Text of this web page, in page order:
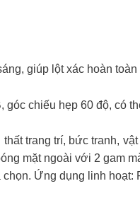
giúp lột xác hoàn
chiếu hẹp 60 độ, có
trang trí, bức tranh,
mặt ngoài với 2 gam
Ứng dụng linh